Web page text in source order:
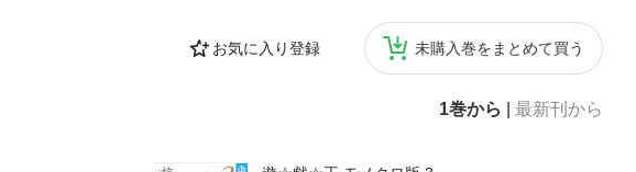
お気に入り登録 未購入巻をまとめて買う
1巻から 最新刊から